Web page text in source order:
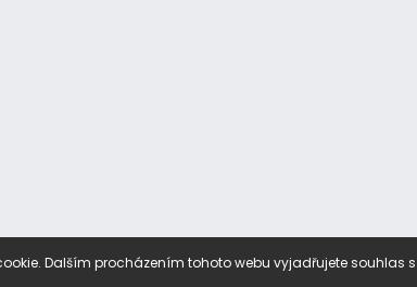
Dalším procházením tohoto webu vyjadřujete souhlas